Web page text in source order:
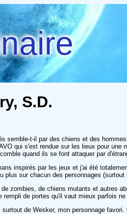
S.D.
semble-t-il par des chiens et des
qui s'est rendue sur les lieux pour
quand ils se font attaquer par
inspirés par les jeux et j'ai été
sur chacun des personnages (surtout
zombies, de chiens mutants et autres
de portes qu'il vaut mieux parfois ne
de Wesker, mon personnage